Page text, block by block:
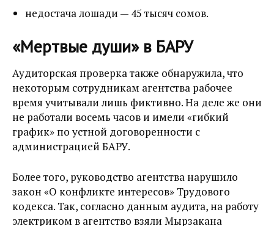
недостача лошади — 45 тысяч сомов.
«Мертвые души» в БАРУ
Аудиторская проверка также обнаружила, что
некоторым сотрудникам агентства рабочее
время учитывали лишь фиктивно. На деле же они
не работали восемь часов и имели «гибкий
график» по устной договоренности с
администрацией БАРУ.
Более того, руководство агентства нарушило
закон «О конфликте интересов» Трудового
кодекса. Так, согласно данным аудита, на работу
электриком в агентство взяли Мырзакана